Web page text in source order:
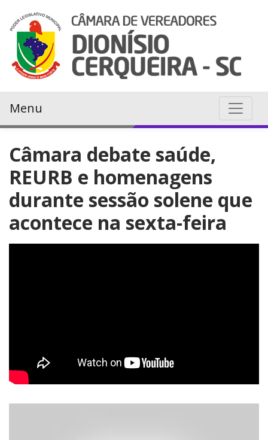
Menu
Câmara debate saúde,
REURB e homenagens
durante sessão solene que
acontece na sexta-feira